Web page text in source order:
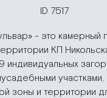
ID 7517
- это камерный
КП
индивидуальных
участками,
зоны и территории